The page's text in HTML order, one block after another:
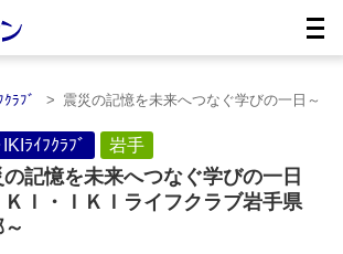
ｸﾗﾌﾞ
震災の記憶を未来へつなぐ学びの一日～
災の記憶を未来へつなぐ学びの一日～ＩＫ……
IKIﾗｲﾌｸﾗﾌﾞ 岩手
の記憶を未来へつなぐ学びの一日
ＫＩ・ＩＫＩライフクラブ岩手県